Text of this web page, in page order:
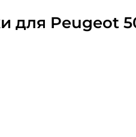
для Peugeot